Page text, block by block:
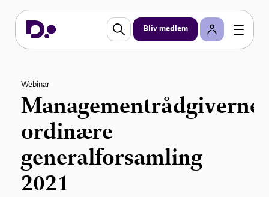
Bliv medlem
Webinar
ordinære
generalforsamling
2021